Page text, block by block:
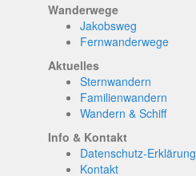
Wanderwege
Jakobsweg
Fernwanderwege
Aktuelles
Sternwandern
Familienwandern
Wandern & Schiff
Info & Kontakt
Datenschutz-Erklärung
Kontakt